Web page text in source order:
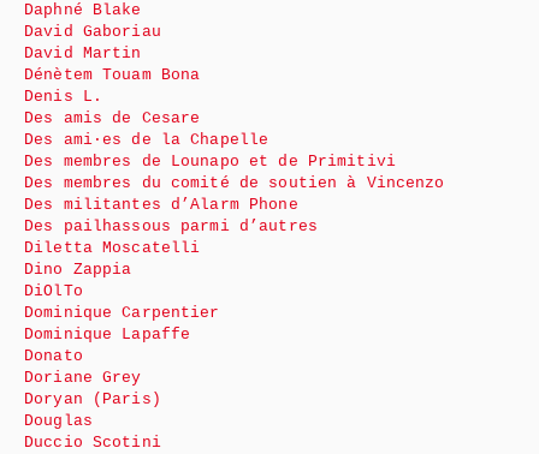
Daphné Blake
David Gaboriau
David Martin
Dénètem Touam Bona
Denis L.
Des amis de Cesare
Des ami·es de la Chapelle
Des membres de Lounapo et de Primitivi
Des membres du comité de soutien à Vincenzo
Des militantes d’Alarm Phone
Des pailhassous parmi d’autres
Diletta Moscatelli
Dino Zappia
DiOlTo
Dominique Carpentier
Dominique Lapaffe
Donato
Doriane Grey
Doryan (Paris)
Douglas
Duccio Scotini